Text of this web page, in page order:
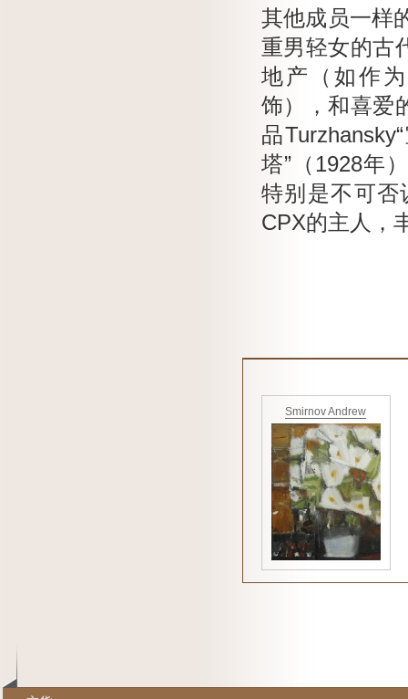
其他成员一样
重男轻女的古
地产（如作
饰），和喜爱
品
塔”（1928年
特别是不可否
CPX的主人，
Smirnov Andrew